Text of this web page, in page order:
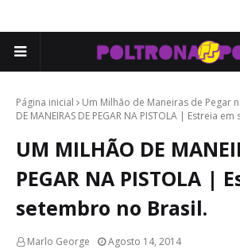
Página inicial Um Milhão de Maneiras de Pegar
DE MANEIRAS DE PEGAR NA PISTOLA | Estreia
UM MILHÃO DE
PEGAR NA PISTOLA |
setembro no Brasil.
Marlo George Agosto 14, 2014